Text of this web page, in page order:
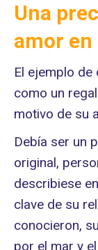
Una
amor
El ejemplo
como un
motivo de su
Debía ser un
original,
describiese
clave de su
conocieron,
por el mar y